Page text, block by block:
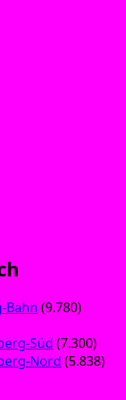
Bahn (9.780)
Süd (7.300)
Nord (5.838)